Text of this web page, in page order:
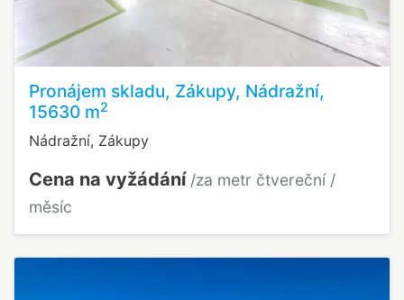
Pronájem skladu, Zákupy, Nádražní,
15630 m2
Nádražní, Zákupy
Cena na vyžádání /za metr čtvereční /
měsíc